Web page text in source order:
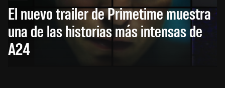
El nuevo trailer de Primetime muestra
una de las historias más intensas de
A24